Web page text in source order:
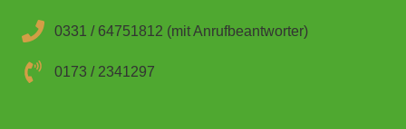
0331 / 64751812 (mit Anrufbeantworter)
0173 / 2341297